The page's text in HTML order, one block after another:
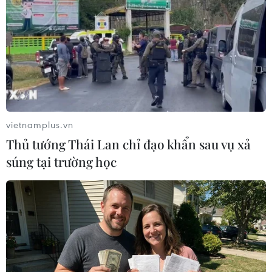
#Vòng loại World Cup
#World Cup 2022
#Khu vực châu Á UAE
Theo dõi VietnamPlus
vietnamplus.vn
Thủ tướng Thái Lan chỉ đạo khẩn sau vụ xả
súng tại trường học